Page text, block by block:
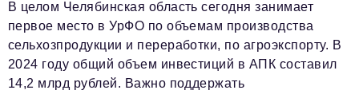
В целом Челябинская область сегодня занимает
первое место в УрФО по объемам производства
сельхозпродукции и переработки, по агроэкспорту. В
2024 году общий объем инвестиций в АПК составил
14,2 млрд рублей. Важно поддержать